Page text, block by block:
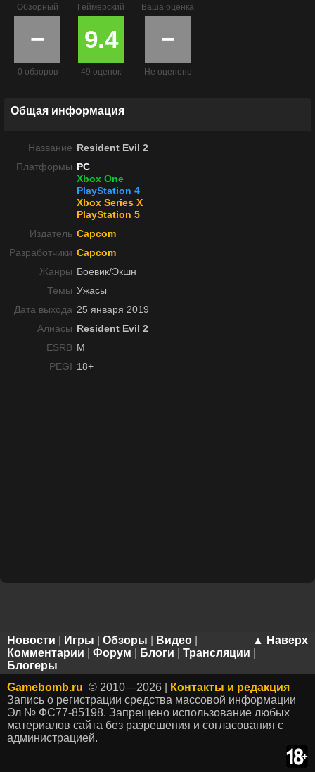
Обзорный
−
0 обзоров
Геймерский
9.4
49 оценок
Ваша оценка
−
Не оценено
Общая информация
Название Resident Evil 2
Платформы PC
Xbox One
PlayStation 4
Xbox Series X
PlayStation 5
Издатель Capcom
Разработчики Capcom
Жанры Боевик/Экшн
Темы Ужасы
Дата выхода 25 января 2019
Алиасы Resident Evil 2
ESRB M
PEGI 18+
▲ Наверх
Новости Игры Обзоры Видео
Комментарии
Форум Блоги Трансляции
Блогеры
Gamebomb.ru © 2010—2026 |
Контакты и редакция
Запись о регистрации средства массовой информации
Эл № ФС77-85198. Запрещено использование любых
материалов сайта без разрешения и согласования с
администрацией.